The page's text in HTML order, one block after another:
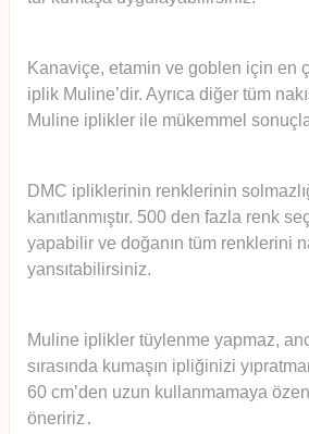
Kanaviçe, etamin ve goblen için en
iplik Muline’dir. Ayrıca diğer tüm
Muline iplikler ile mükemmel
DMC ipliklerinin renklerinin
kanıtlanmıştır. 500 den fazla renk
yapabilir ve doğanın tüm renklerini
yansıtabilirsiniz.
Muline iplikler tüylenme yapmaz,
sırasında kumaşın ipliğinizi
60 cm’den uzun kullanmamaya
öneririz .